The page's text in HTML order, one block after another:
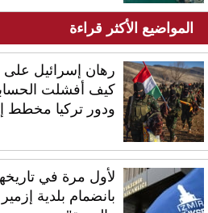
المواضيع الأكثر قراءة
رهان إسرائيل على
كيف أفشلت
ودور تركيا مخطط
لأول مرة في
بانضمام بلدية